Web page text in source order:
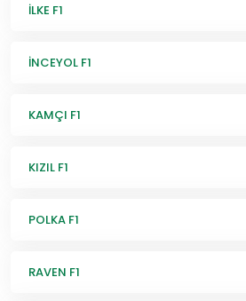
İLKE F1
İNCEYOL F1
KAMÇI F1
KIZIL F1
POLKA F1
RAVEN F1